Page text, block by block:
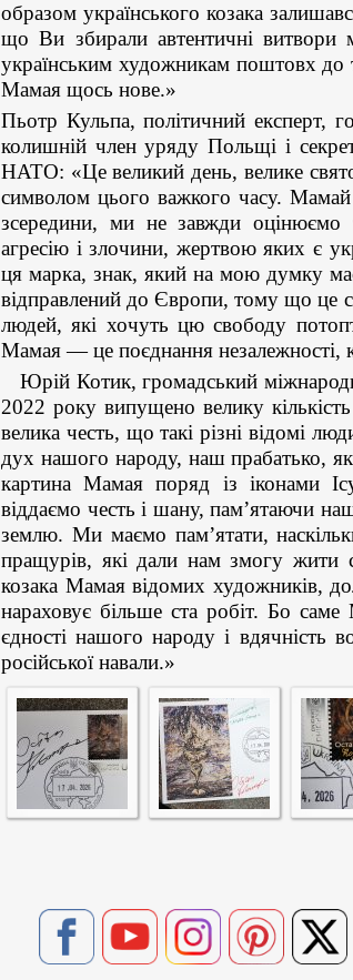
образом українського козака
що Ви збирали автентичні витвори
українським художникам поштовх до
Мамая щось нове.»
Пьотр Кульпа, політичний експерт,
колишній член уряду Польщі і
НАТО: «Це великий день, велике
символом цього важкого часу.
зсередини, ми не завжди
агресію і злочини, жертвою яких є
ця марка, знак, який на мою думку
відправлений до Європи, тому що це
людей, які хочуть цю свободу
Мамая — це поєднання незалежності,
Юрій Котик, громадський
2022 року випущено велику
велика честь, що такі різні відомі
дух нашого народу, наш прабатько,
картина Мамая поряд із іконами
віддаємо честь і шану, пам’ятаючи
землю. Ми маємо пам’ятати,
пращурів, які дали нам змогу жити
козака Мамая відомих художників,
нараховує більше ста робіт. Бо
єдності нашого народу і
російської навали.»